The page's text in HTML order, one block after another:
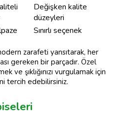
Değişken kalite
düzeyleri
Sınırlı seçenek
zarafeti yansıtarak, her
gereken bir parçadır. Özel
ve şıklığınızı vurgulamak için
tercih edebilirsiniz.